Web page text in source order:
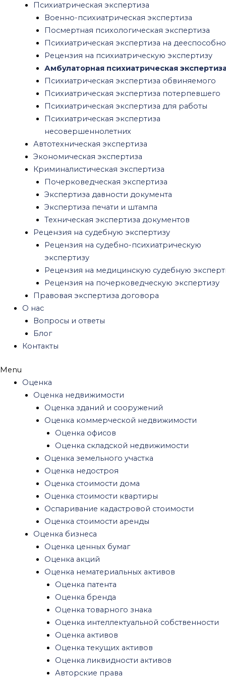
Психиатрическая экспертиза
Военно-психиатрическая экспертиза
Посмертная психологическая экспертиза
Психиатрическая экспертиза на
Рецензия на психиатрическую экспертизу
Амбулаторная психиатрическая
Психиатрическая экспертиза обвиняемого
Психиатрическая экспертиза потерпевшего
Психиатрическая экспертиза для работы
Психиатрическая экспертиза
несовершеннолетних
Автотехническая экспертиза
Экономическая экспертиза
Криминалистическая экспертиза
Почерковедческая экспертиза
Экспертиза давности документа
Экспертиза печати и штампа
Техническая экспертиза документов
Рецензия на судебную экспертизу
Рецензия на судебно-психиатрическую
экспертизу
Рецензия на медицинскую судебную
Рецензия на почерковедческую экспертизу
Правовая экспертиза договора
О нас
Вопросы и ответы
Блог
Контакты
Menu
Оценка
Оценка недвижимости
Оценка зданий и сооружений
Оценка коммерческой недвижимости
Оценка офисов
Оценка складской недвижимости
Оценка земельного участка
Оценка недостроя
Оценка стоимости дома
Оценка стоимости квартиры
Оспаривание кадастровой стоимости
Оценка стоимости аренды
Оценка бизнеса
Оценка ценных бумаг
Оценка акций
Оценка нематериальных активов
Оценка патента
Оценка бренда
Оценка товарного знака
Оценка интеллектуальной собственности
Оценка активов
Оценка текущих активов
Оценка ликвидности активов
Авторские права
Рецензия на судебную экспертизу
Рецензия на судебно-психиатрическую
экспертизу
Рецензия на медицинскую судебную
экспертизу
Рецензия на почерковедческую экспертизу
Правовая экспертиза договора
Вопросы и ответы
Контакты
Оценка
Оценка недвижимости
Оценка зданий и сооружений
Оценка коммерческой недвижимости
Оценка складской недвижимости
Оценка земельного участка
Оценка недостроя
Оценка стоимости дома
Оценка стоимости квартиры
Оспаривание кадастровой стоимости
Оценка бизнеса
Оценка товарного знака
Оценка интеллектуальной собственности
Оценка активов
Оценка текущих активов
Оценка инвестиций, бизнес проектов
Оценка доли в ООО
Оценка оборудования
Оценка стоимости оборудования
Оценка офисного оборудования
Оценка транспорта
Оценка железнодорожного транспорта
Оценка водного транспорта
Оценка воздушного транспорта
Оценка спецтехники
Оценка ущерба
Оценка ущерба квартиры после залива
Оценка ущерба после пожара
Оценка ущерба автомобиля после ДТП
Оценка убытков и упущенной выгоды
Другие виды оценок